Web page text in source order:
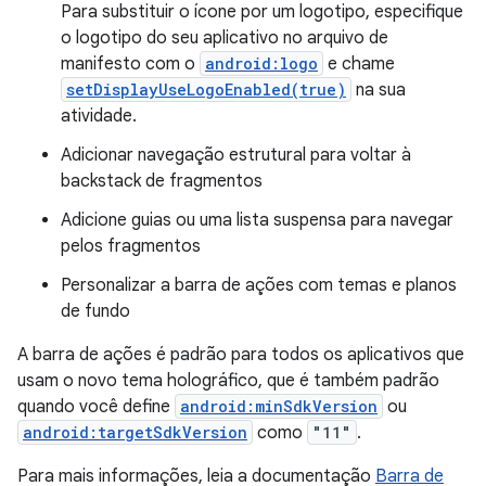
Para substituir o ícone por um logotipo, especifique
o logotipo do seu aplicativo no arquivo de
manifesto com o android:logo e chame
setDisplayUseLogoEnabled(true) na sua
atividade.
Adicionar navegação estrutural para voltar à
backstack de fragmentos
Adicione guias ou uma lista suspensa para navegar
pelos fragmentos
Personalizar a barra de ações com temas e planos
de fundo
A barra de ações é padrão para todos os aplicativos que
usam o novo tema holográfico, que é também padrão
quando você define android:minSdkVersion ou
android:targetSdkVersion como "11" .
Para mais informações, leia a documentação Barra de